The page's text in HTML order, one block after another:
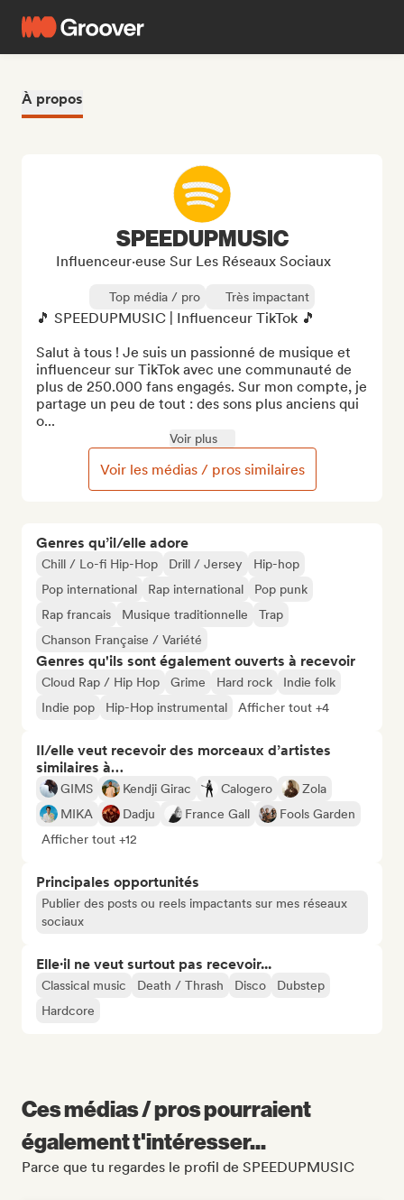
À propos
Genres qu’il/elle adore
Chill / Lo-fi Hip-Hop Drill / Jersey
Hip-hop
Pop international
Rap international
Pop punk
Rap francais
Musique traditionnelle
Trap
Chanson Française / Variété
Genres qu'ils sont également ouverts à recevoir
Cloud Rap / Hip Hop Grime Hard rock
Indie folk
Indie pop
Hip-Hop instrumental Afficher tout +4
Il/elle veut recevoir des morceaux d’artistes
similaires à…
GIMS Kendji Girac Calogero
Zola
MIKA
Dadju France Gall
Fools Garden
Afficher tout +12
Principales opportunités
Publier des posts ou reels impactants sur mes réseaux
sociaux
Elle·il ne veut surtout pas recevoir...
Classical music Death / Thrash Disco
Dubstep
Hardcore
SPEEDUPMUSIC
Influenceur·euse Sur Les Réseaux Sociaux
Top média / pro Très impactant
🎵 SPEEDUPMUSIC | Influenceur TikTok 🎵
Salut à tous ! Je suis un passionné de musique et
influenceur sur TikTok avec une communauté de
plus de 250.000 fans engagés. Sur mon compte, je
partage un peu de tout : des sons plus anciens qui
o...
Voir plus
Voir les médias / pros similaires
Ces médias / pros pourraient
également t'intéresser...
Parce que tu regardes le profil de SPEEDUPMUSIC